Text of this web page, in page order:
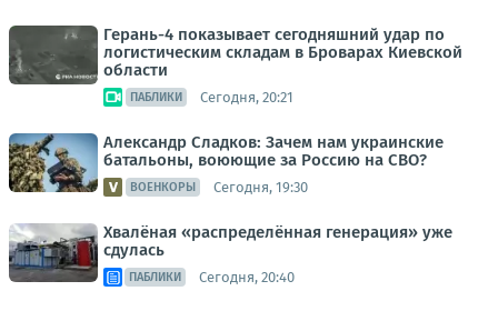
Герань-4 показывает сегодняшний удар по
логистическим складам в Броварах Киевской
области
ПАБЛИКИ Сегодня, 20:21
Александр Сладков: Зачем нам украинские
батальоны, воюющие за Россию на СВО?
ВОЕНКОРЫ Сегодня, 19:30
Хвалёная «распределённая генерация» уже
сдулась
ПАБЛИКИ Сегодня, 20:40